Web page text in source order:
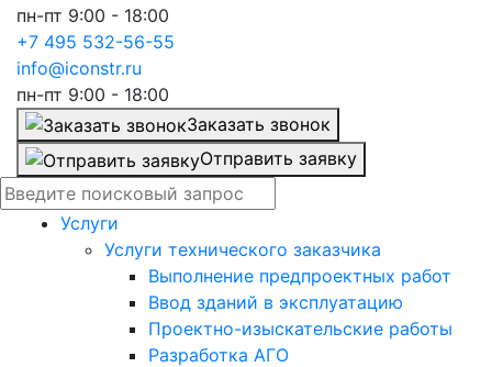
пн-пт 9:00 - 18:00
+7 495 532-56-55
info@iconstr.ru
пн-пт 9:00 - 18:00
Заказать звонок
Отправить заявку
Услуги
Услуги технического заказчика
Выполнение предпроектных работ
Ввод зданий в эксплуатацию
Проектно-изыскательские работы
Разработка АГО